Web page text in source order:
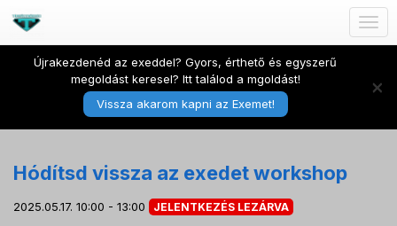
Újrakezdenéd az exeddel? Gyors, érthető és egyszerű
megoldást keresel? Itt találod a mgoldást!
Vissza akarom kapni az Exemet!
×
Hódítsd vissza az exedet workshop
2025.05.17. 10:00 - 13:00 JELENTKEZÉS LEZÁRVA